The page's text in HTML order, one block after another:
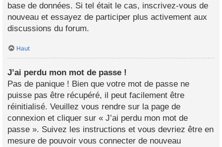
base de données. Si tel était le cas, inscrivez-vous de
nouveau et essayez de participer plus activement aux
discussions du forum.
Haut
J’ai perdu mon mot de passe !
Pas de panique ! Bien que votre mot de passe ne
puisse pas être récupéré, il peut facilement être
réinitialisé. Veuillez vous rendre sur la page de
connexion et cliquer sur « J’ai perdu mon mot de
passe ». Suivez les instructions et vous devriez être en
mesure de pouvoir vous connecter de nouveau